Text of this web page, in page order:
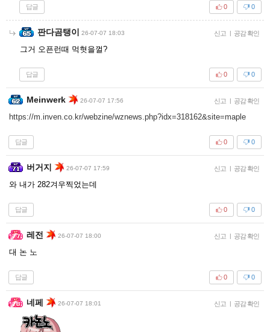
답글 0
0
판다곰탱이 26-07-07 18:03 신고 | 공감 확인
그거 오픈런때 먹혓을껄?
답글 0
0
Meinwerk 26-07-07 17:56 신고 | 공감 확인
https://m.inven.co.kr/webzine/wznews.php?idx=318162&site=maple
답글 0
0
버거지 26-07-07 17:59 신고 | 공감 확인
와 내가 282겨우찍었는데
답글 0
0
레전 26-07-07 18:00 신고 | 공감 확인
대 논 노
답글 0
0
네페 26-07-07 18:01 신고 | 공감 확인